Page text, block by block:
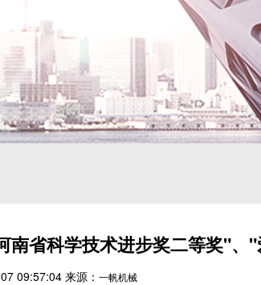
南省科学技术进步奖二等奖"、
09:57:04 来源： 一帆机械